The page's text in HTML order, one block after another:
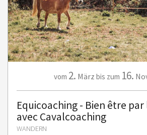
vom 2. März bis zum 16.
Equicoaching - Bien être
avec Cavalcoaching
WANDERN